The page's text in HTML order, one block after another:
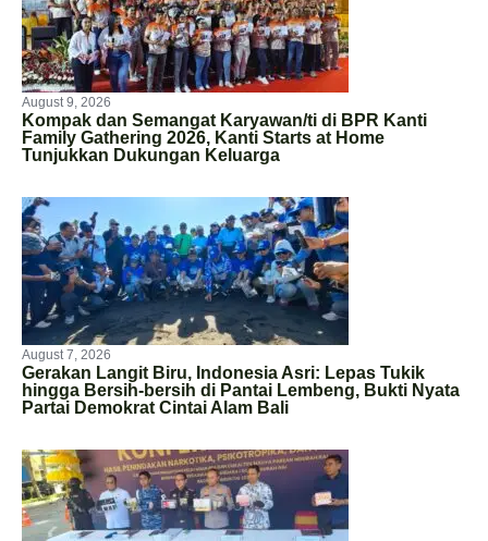
August 9, 2026
Kompak dan Semangat Karyawan/ti di BPR Kanti
Family Gathering 2026, Kanti Starts at Home
Tunjukkan Dukungan Keluarga
August 7, 2026
Gerakan Langit Biru, Indonesia Asri: Lepas Tukik
hingga Bersih-bersih di Pantai Lembeng, Bukti Nyata
Partai Demokrat Cintai Alam Bali